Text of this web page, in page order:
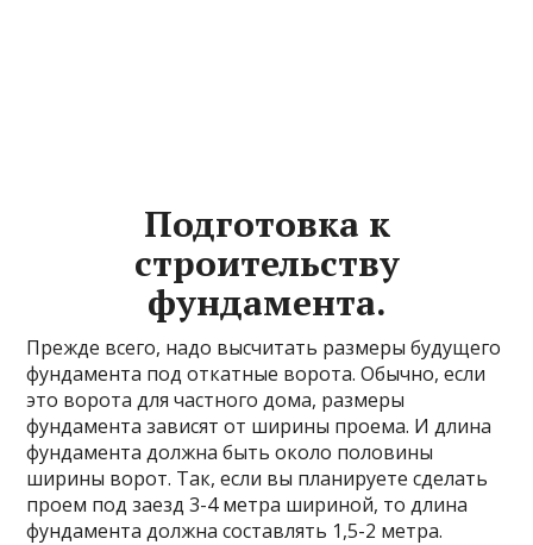
Подготовка к
строительству
фундамента.
Прежде всего, надо высчитать размеры будущего
фундамента под откатные ворота. Обычно, если
это ворота для частного дома, размеры
фундамента зависят от ширины проема. И длина
фундамента должна быть около половины
ширины ворот. Так, если вы планируете сделать
проем под заезд 3-4 метра шириной, то длина
фундамента должна составлять 1,5-2 метра.